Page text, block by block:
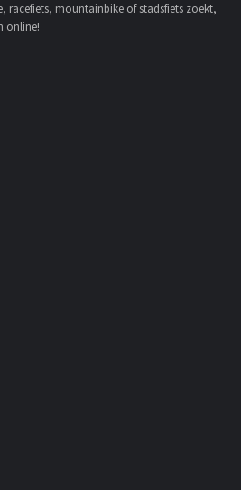
racefiets, mountainbike of stadsfiets zoekt,
online!